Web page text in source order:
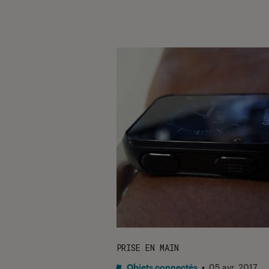
PRISE EN MAIN
Objets connectés • 05 avr. 2017